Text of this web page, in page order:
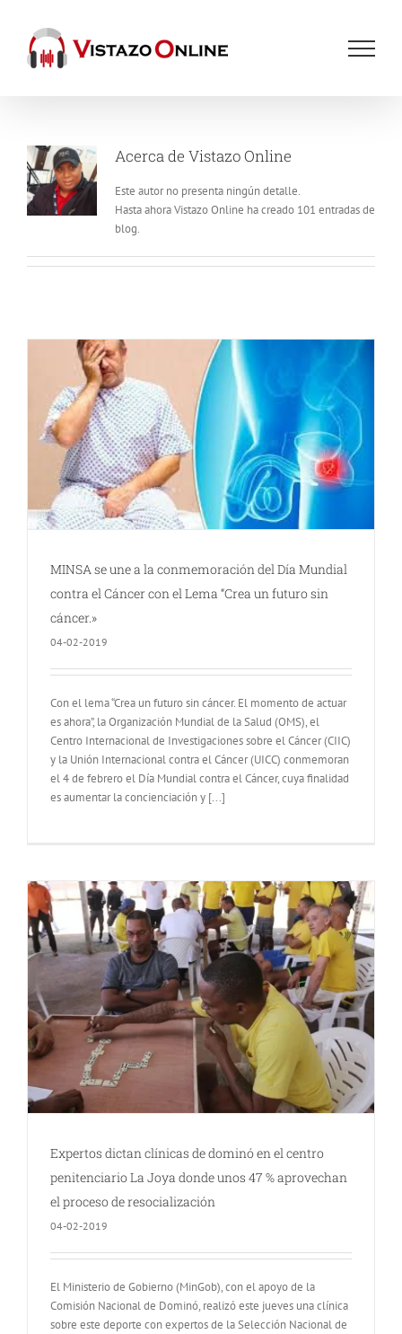
contenido
Acerca de Vistazo Online
Este autor no presenta ningún detalle.
Hasta ahora Vistazo Online ha creado 101 entradas de
blog.
MINSA se une a la conmemoración del Día Mundial
contra el Cáncer con el Lema “Crea un futuro sin
cáncer.»
04-02-2019
Con el lema “Crea un futuro sin cáncer. El momento de actuar
es ahora”, la Organización Mundial de la Salud (OMS), el
Centro Internacional de Investigaciones sobre el Cáncer (CIIC)
y la Unión Internacional contra el Cáncer (UICC) conmemoran
el 4 de febrero el Día Mundial contra el Cáncer, cuya finalidad
es aumentar la concienciación y [...]
Expertos dictan clínicas de dominó en el centro
penitenciario La Joya donde unos 47 % aprovechan
el proceso de resocialización
04-02-2019
El Ministerio de Gobierno (MinGob), con el apoyo de la
Comisión Nacional de Dominó, realizó este jueves una clínica
sobre este deporte con expertos de la Selección Nacional de